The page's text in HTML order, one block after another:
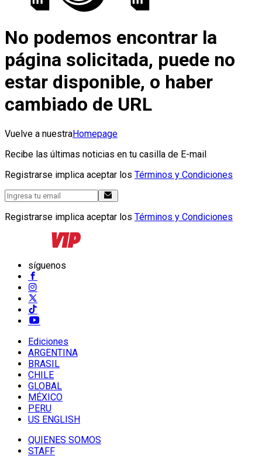
No podemos encontrar la
página solicitada, puede no
estar disponible, o haber
cambiado de URL
Vuelve a nuestraHomepage
Recibe las últimas noticias en tu casilla de E-mail
Registrarse implica aceptar los Términos y Condiciones
Registrarse implica aceptar los Términos y Condiciones
síguenos
Ediciones
ARGENTINA
BRASIL
CHILE
GLOBAL
MÉXICO
PERU
US ENGLISH
QUIENES SOMOS
STAFF